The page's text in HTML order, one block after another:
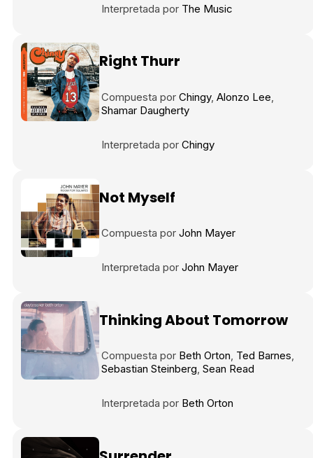
Interpretada por The Music
Right Thurr
Compuesta por Chingy Alonzo Lee
Shamar Daugherty
Interpretada por Chingy
Not Myself
Compuesta por John Mayer
Interpretada por John Mayer
Thinking About Tomorrow
Compuesta por Beth Orton Ted Barnes
Sebastian Steinberg Sean Read
Interpretada por Beth Orton